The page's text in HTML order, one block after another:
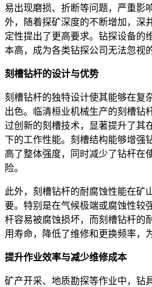
易出现磨损、折断等问题，严重影
外，随着探矿深度的不断增加，深
定性提出了更高要求。钻探设备的
本高，成为各类钻探公司无法忽视
刻槽钻杆的设计与优势
刻槽钻杆的独特设计使其能够在复
出色。临清桓业机械生产的刻槽钻
过创新的刻槽技术，显著提升了其
下的工作性能。刻槽结构能够增强
高了整体强度，同时减少了钻杆在
险。
此外，刻槽钻杆的耐腐蚀性能在矿
要。特别是在气候极端或腐蚀性较
杆容易被腐蚀损坏，而刻槽钻杆的
用寿命，降低了维修和更换频率，
提升作业效率与减少维修成本
矿产开采、地质勘探等作业中，钻